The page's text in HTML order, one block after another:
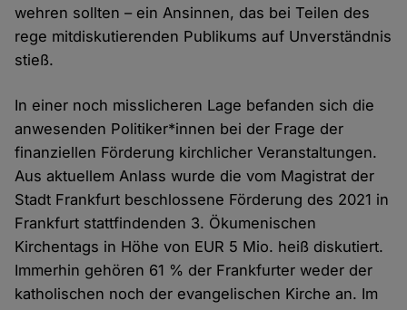
wehren sollten – ein Ansinnen, das bei Teilen des
rege mitdiskutierenden Publikums auf Unverständnis
stieß.
In einer noch misslicheren Lage befanden sich die
anwesenden Politiker*innen bei der Frage der
finanziellen Förderung kirchlicher Veranstaltungen.
Aus aktuellem Anlass wurde die vom Magistrat der
Stadt Frankfurt beschlossene Förderung des 2021 in
Frankfurt stattfindenden 3. Ökumenischen
Kirchentags in Höhe von EUR 5 Mio. heiß diskutiert.
Immerhin gehören 61 % der Frankfurter weder der
katholischen noch der evangelischen Kirche an. Im